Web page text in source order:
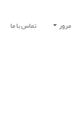
مرور تماس با ما